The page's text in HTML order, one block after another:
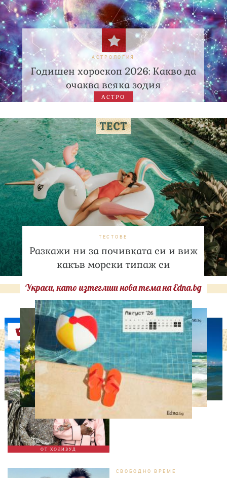
АСТРОЛОГИЯ
Годишен хороскоп 2026: Какво да
очаква всяка зодия
АСТРО
ТЕСТОВЕ
Разкажи ни за почивката си и виж
какъв морски типаж си
Украси, като изтеглиш нова тема на Edna.bg
Оферти
ОТ ХОЛИВУД
ИЗВЕСТНИ
A$AP Rocky и Риана с
откровено признание за
родителството
СВОБОДНО ВРЕМЕ